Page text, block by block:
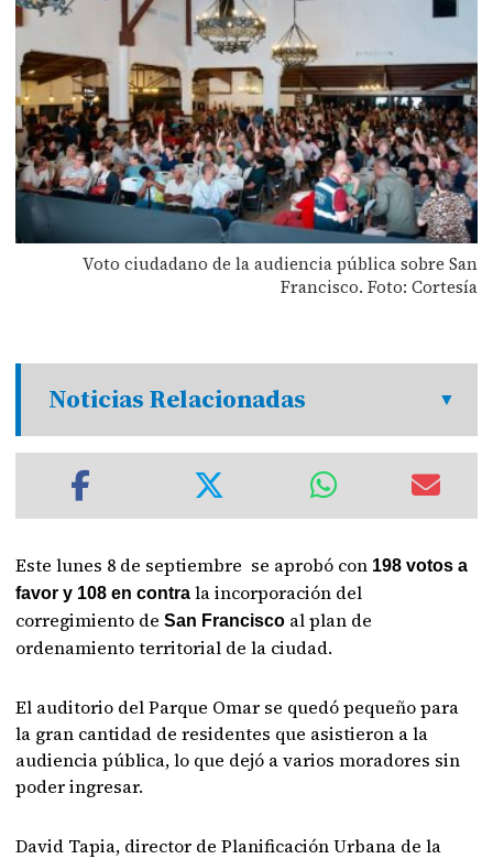
Voto ciudadano de la audiencia pública sobre San
Francisco. Foto: Cortesía
Noticias Relacionadas
Este lunes 8 de septiembre se aprobó con 198 votos a
favor y 108 en contra la incorporación del
corregimiento deSan Francisco al plan de
ordenamiento territorial de la ciudad.
El auditorio del Parque Omar se quedó pequeño para
la gran cantidad de residentes que asistieron a la
audiencia pública, lo que dejó a varios moradores sin
poder ingresar.
David Tapia, director de Planificación Urbana de la